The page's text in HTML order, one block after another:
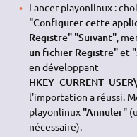
Lancer playonlinux :
"Configurer cette
Registre" "Suivant",
un fichier Registre"et
en développant
l'importation a réussi.
playonlinux "Annuler"
nécessaire).